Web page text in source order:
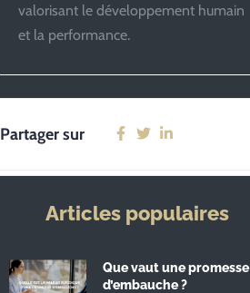
valorisant le développement humain
et la performance.
Partager sur
Articles populaires
Que vaut une promesse
d’embauche ?